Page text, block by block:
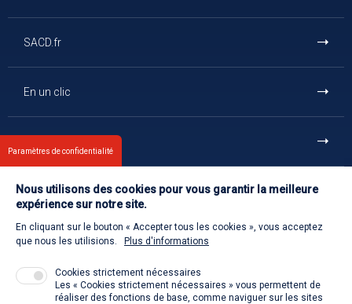
SACD.fr
En un clic
Contact
Retour à l'accueil
Venir à la SACD
Paramètres de confidentialité
Nous utilisons des cookies pour vous garantir la meilleure
expérience sur notre site.
En cliquant sur le bouton « Accepter tous les cookies », vous acceptez
que nous les utilisions.
Plus d'informations
Cookies strictement nécessaires
Les « Cookies strictement nécessaires » vous permettent de
réaliser des fonctions de base, comme naviguer sur les sites